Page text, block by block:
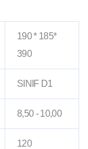
190 * 185*
390
SINIF D1
8,50 - 10,00
120